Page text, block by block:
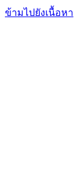
ข้ามไปยังเนื้อหา